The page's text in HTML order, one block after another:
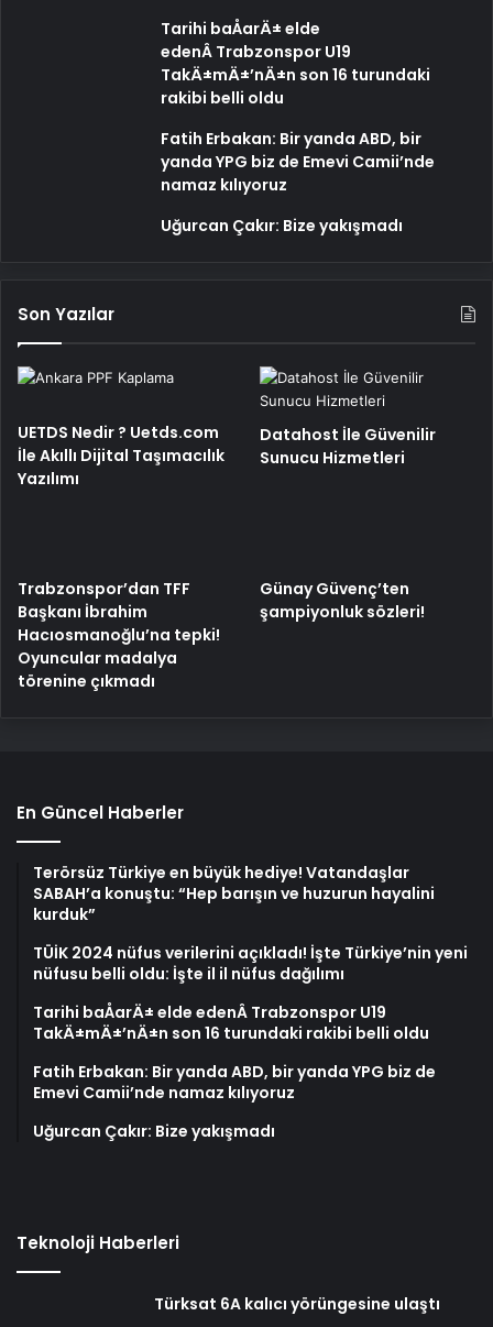
Tarihi baÅarÄ± elde
edenÂ Trabzonspor U19
TakÄ±mÄ±’nÄ±n son 16 turundaki
rakibi belli oldu
Fatih Erbakan: Bir yanda ABD, bir
yanda YPG biz de Emevi Camii’nde
namaz kılıyoruz
Uğurcan Çakır: Bize yakışmadı
Son Yazılar
UETDS Nedir ? Uetds.com
İle Akıllı Dijital Taşımacılık
Yazılımı
Datahost İle Güvenilir
Sunucu Hizmetleri
Trabzonspor’dan TFF
Başkanı İbrahim
Hacıosmanoğlu’na tepki!
Oyuncular madalya
törenine çıkmadı
Günay Güvenç’ten
şampiyonluk sözleri!
En Güncel Haberler
Terörsüz Türkiye en büyük hediye! Vatandaşlar
SABAH’a konuştu: “Hep barışın ve huzurun hayalini
kurduk”
TÜİK 2024 nüfus verilerini açıkladı! İşte Türkiye’nin yeni
nüfusu belli oldu: İşte il il nüfus dağılımı
Tarihi baÅarÄ± elde edenÂ Trabzonspor U19
TakÄ±mÄ±’nÄ±n son 16 turundaki rakibi belli oldu
Fatih Erbakan: Bir yanda ABD, bir yanda YPG biz de
Emevi Camii’nde namaz kılıyoruz
Uğurcan Çakır: Bize yakışmadı
Teknoloji Haberleri
Türksat 6A kalıcı yörüngesine ulaştı